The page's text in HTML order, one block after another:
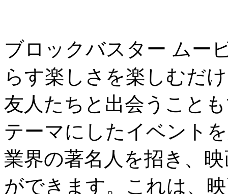
ブロックバスター ムー
らす楽しさを楽しむだ
友人たちと出会うこと
テーマにしたイベント
業界の著名人を招き、
ができます。これは、